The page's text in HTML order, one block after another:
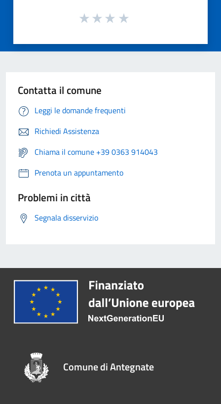
Contatta il comune
Leggi le domande frequenti
Richiedi Assistenza
Chiama il comune +39 0363 914043
Prenota un appuntamento
Problemi in città
Segnala disservizio
Comune di Antegnate